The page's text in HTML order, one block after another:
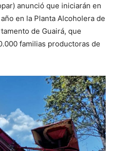
anunció que iniciarán en
en la Planta Alcoholera de
de Guairá, que
familias productoras de